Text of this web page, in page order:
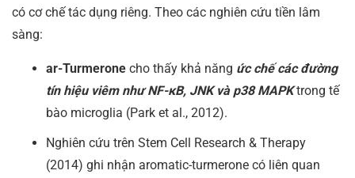
có cơ chế tác dụng riêng. Theo các nghiên cứu tiền lâm
sàng:
ar-Turmeronecho thấy khả năng ức chế các đường
tín hiệu viêm như NF-κB, JNK và p38 MAPKtrong tế
bào microglia (Park et al., 2012).
Nghiên cứu trên Stem Cell Research & Therapy
(2014) ghi nhận aromatic-turmerone có liên quan